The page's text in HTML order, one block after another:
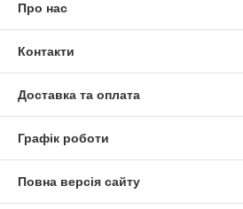
Про нас
Контакти
Доставка та оплата
Графік роботи
Повна версія сайту